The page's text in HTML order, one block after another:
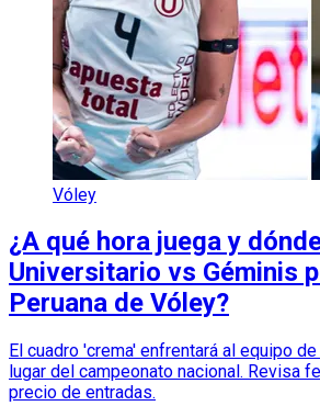
Vóley
¿A qué hora juega y
Universitario vs Géminis
Peruana de Vóley?
El cuadro 'crema' enfrentará al equipo
lugar del campeonato nacional. Revisa
precio de entradas.